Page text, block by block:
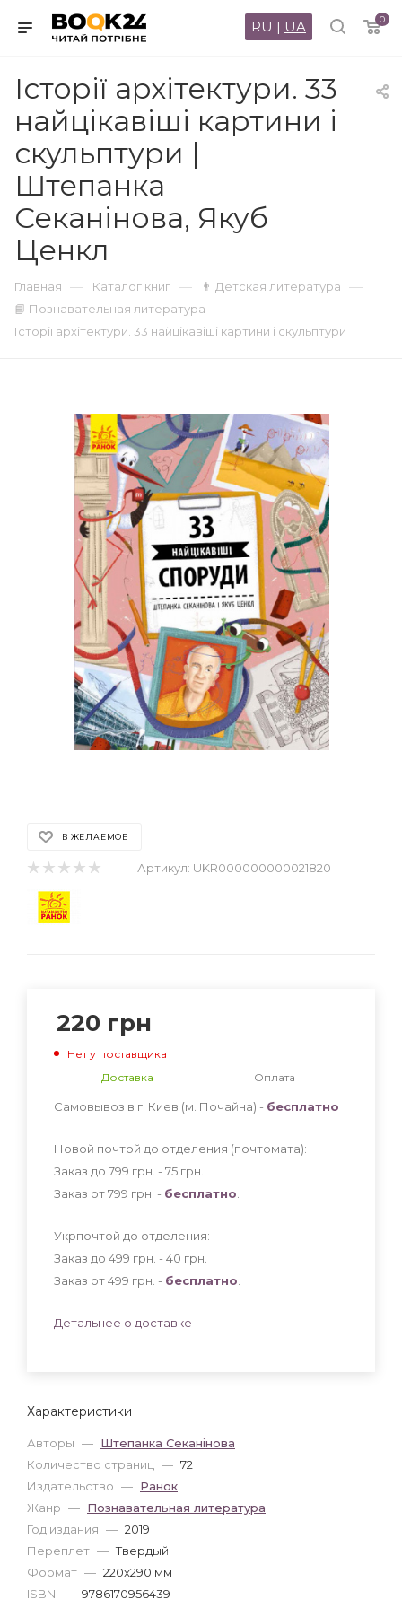
0
RU | UA
Історії архітектури. 33
найцікавіші картини і
скульптури |
Штепанка
Секанінова, Якуб
Ценкл
Главная — Каталог книг — 👨 Детская литература —
📘 Познавательная литература —
Історії архітектури. 33 найцікавіші картини і скульптури
В ЖЕЛАЕМОЕ
Артикул: UKR000000000021820
Характеристики
Авторы — Штепанка Секанінова
Количество страниц — 72
Издательство — Ранок
Жанр — Познавательная литература
Год издания — 2019
Переплет — Твердый
Формат — 220x290 мм
ISBN — 9786170956439
220 грн
Нет у поставщика
Доставка
Оплата
Самовывоз в г. Киев (м. Почайна) - бесплатно
Новой почтой до отделения (почтомата):
Заказ до 799 грн. - 75 грн
Заказ от 799 грн. - бесплатно
Укрпочтой до отделения:
Заказ до 499 грн. - 40 грн
Заказ от 499 грн. - бесплатно
Детальнее о доставке